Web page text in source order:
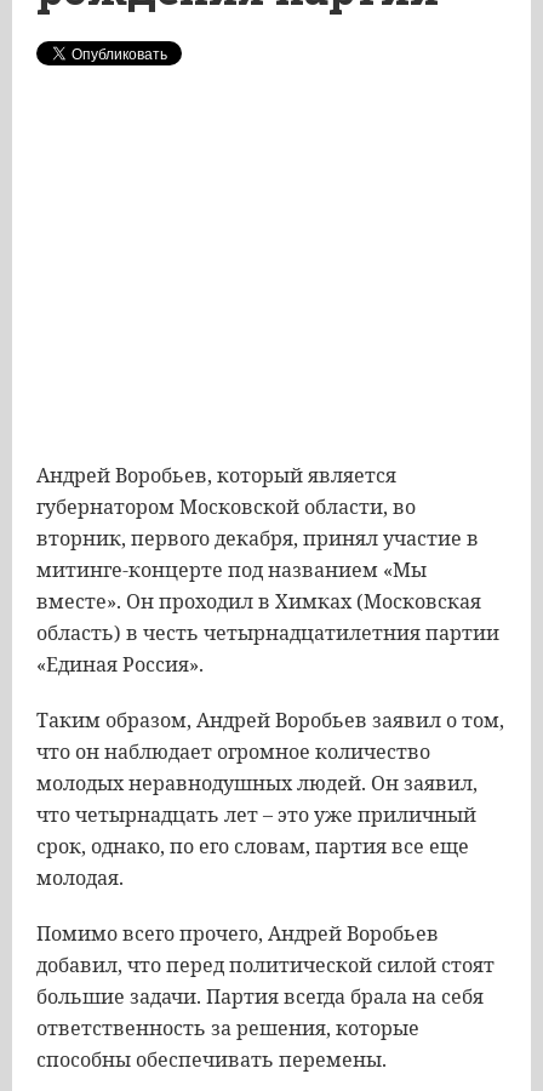
Андрей Воробьев, который является
губернатором Московской области, во
вторник, первого декабря, принял участие в
митинге-концерте под названием «Мы
вместе». Он проходил в Химках (Московская
область) в честь четырнадцатилетния партии
«Единая Россия».
Таким образом, Андрей Воробьев заявил о том,
что он наблюдает огромное количество
молодых неравнодушных людей. Он заявил,
что четырнадцать лет – это уже приличный
срок, однако, по его словам, партия все еще
молодая.
Помимо всего прочего, Андрей Воробьев
добавил, что перед политической силой стоят
большие задачи. Партия всегда брала на себя
ответственность за решения, которые
способны обеспечивать перемены.